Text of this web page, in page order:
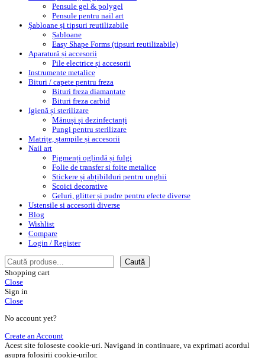
Pensule gel & polygel
Pensule pentru nail art
Șabloane și tipsuri reutilizabile
Șabloane
Easy Shape Forms (tipsuri reutilizabile)
Aparatură și accesorii
Pile electrice și accesorii
Instrumente metalice
Bituri / capete pentru freza
Bituri freza diamantate
Bituri freza carbid
Igienă și sterilizare
Mănuși și dezinfectanți
Pungi pentru sterilizare
Matrițe, ștampile și accesorii
Nail art
Pigmenți oglindă și fulgi
Folie de transfer si foite metalice
Stickere și abțibilduri pentru unghii
Scoici decorative
Geluri, glitter și pudre pentru efecte diverse
Ustensile si accesorii diverse
Blog
Wishlist
Compare
Login / Register
Caută
Caută
Shopping cart
Close
Sign in
Close
No account yet?
Create an Account
Acest site foloseste cookie-uri. Navigand in continuare, va exprimati acordul
asupra folosirii cookie-urilor.